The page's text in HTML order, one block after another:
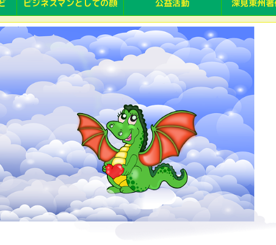
ビジネスマンとしての顔 公益活動 深見東州